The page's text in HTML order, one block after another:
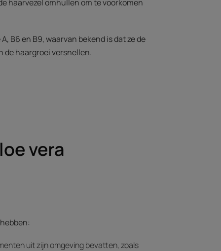
haarvezel omhullen om te voorkomen
B6 en B9, waarvan bekend is dat ze de
de haargroei versnellen.
vera
uit zijn omgeving bevatten, zoals